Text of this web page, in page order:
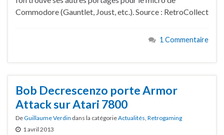
Commodore (Gauntlet, Joust, etc.). Source : RetroCollect
1 Commentaire
Bob Decrescenzo porte Armor
Attack sur Atari 7800
DeGuillaume Verdin dans la catégorieActualités Retrogaming
1 avril 2013